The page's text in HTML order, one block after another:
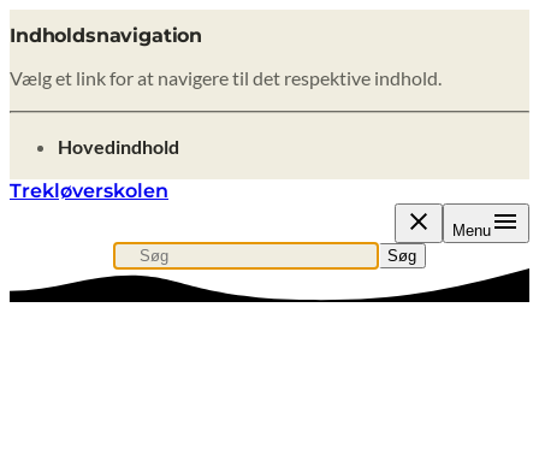
Indholdsnavigation
Vælg et link for at navigere til det respektive indhold.
gå til
Hovedindhold
Trekløverskolen
Menu
Søg efter indhold, nyheder eller artikler
Søg